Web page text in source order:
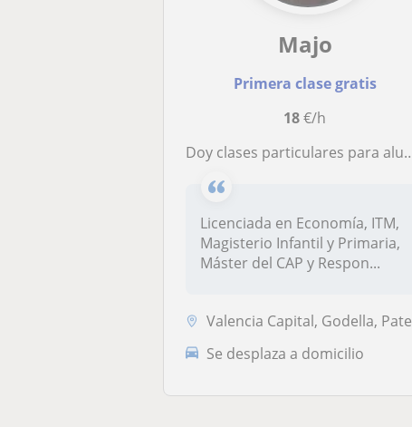
Majo
Primera clase gratis
18€/h
Doy clases particulares para alumnado desmotivado con los estudios y refuerzo escolar
Licenciada en Economía, ITM,
Magisterio Infantil y Primaria,
Máster del CAP y Respon...
Valencia Capital, Godella, Paterna - La Cañada, Rocafort, San Antonio ...
Se desplaza a domicilio